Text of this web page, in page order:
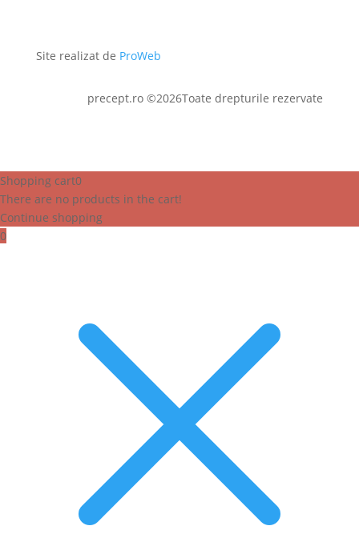
Site realizat de ProWeb
precept.ro ©2026Toate drepturile rezervate
Shopping cart0
There are no products in the cart!
Continue shopping
0